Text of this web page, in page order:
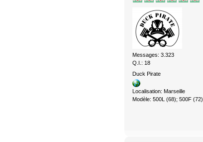
Messages: 3.323
Q.I.: 18
Duck Pirate
Localisation: Marseille
Modèle: 500L (68); 500F (72)